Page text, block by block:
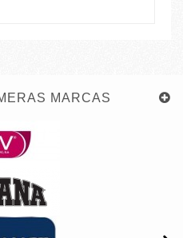
MARCAS